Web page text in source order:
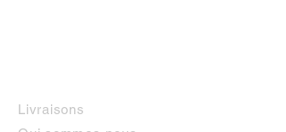
Livraisons